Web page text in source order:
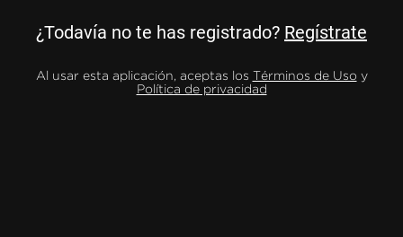
¿Todavía no te has registrado? Regístrate
Al usar esta aplicación, aceptas los Términos de Uso y
Política de privacidad